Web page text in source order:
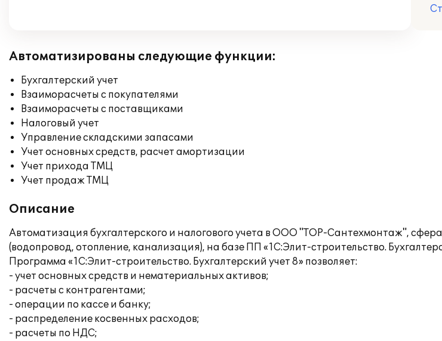
Автоматизированы следующие функции:
Бухгалтерский учет
Взаиморасчеты с покупателями
Взаиморасчеты с поставщиками
Налоговый учет
Управление складскими запасами
Учет основных средств, расчет амортизации
Учет прихода ТМЦ
Учет продаж ТМЦ
Описание
Автоматизация бухгалтерского и налогового учета в ООО "ТОР-Сантехмонтаж",
(водопровод, отопление, канализация), на базе ПП «1C:Элит-строительство.
Программа «1С:Элит-строительство. Бухгалтерский учет 8» позволяет:
- учет основных средств и нематериальных активов;
- расчеты с контрагентами;
- операции по кассе и банку;
- распределение косвенных расходов;
- расчеты по НДС;